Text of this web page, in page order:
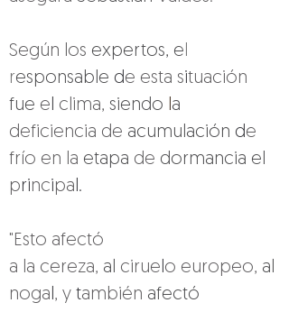
Según los expertos, el
responsable de esta situación
fue el clima, siendo la
deficiencia de acumulación de
frío en la etapa de dormancia el
principal.
"Esto afectó
a la cereza, al ciruelo europeo, al
nogal, y también afectó